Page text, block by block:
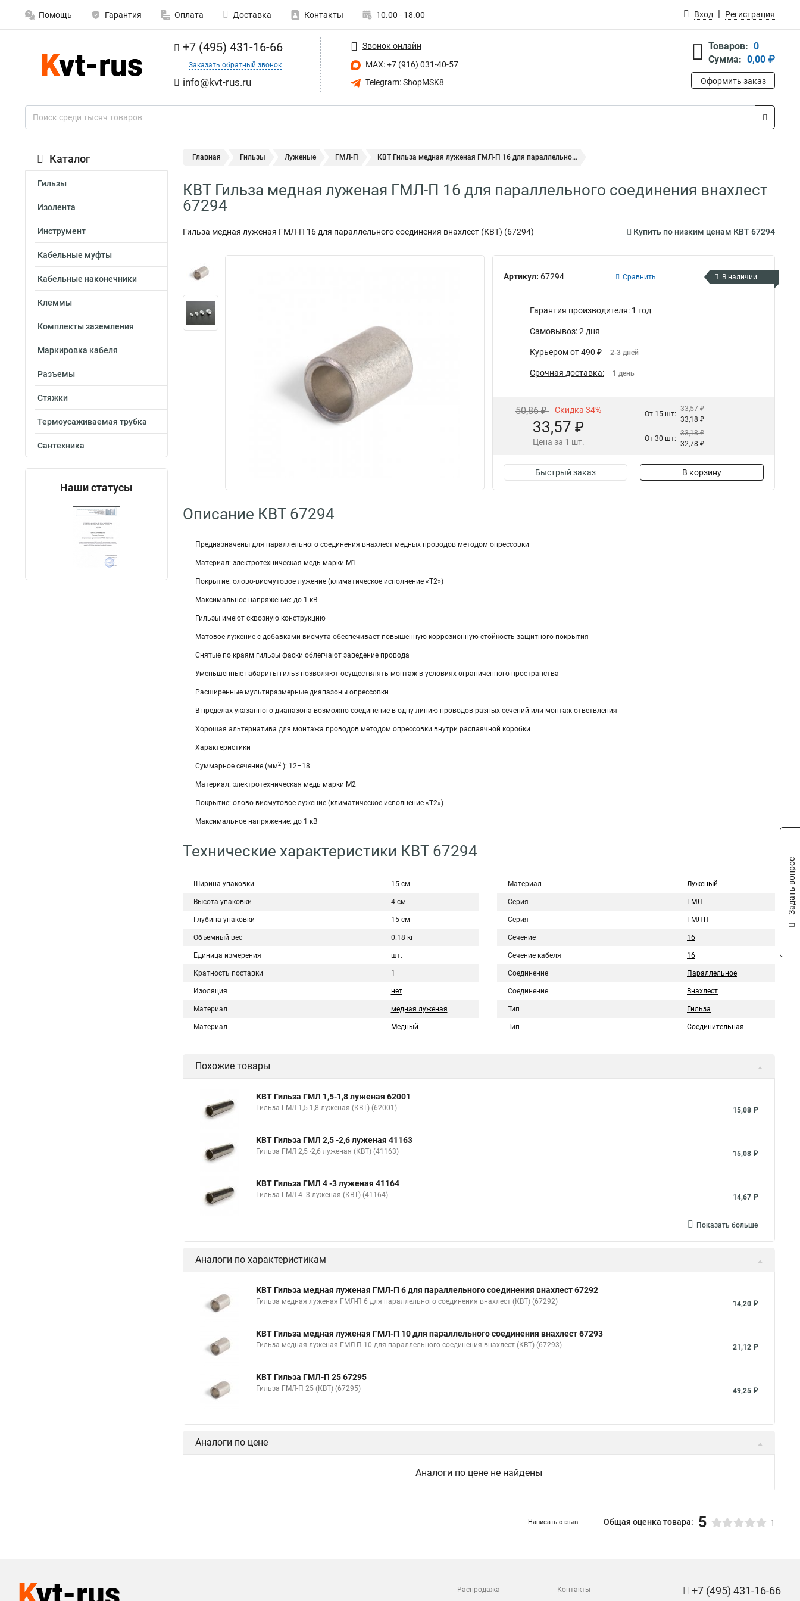
Помощь Гарантия Оплата Доставка Контакты 10.00 - 18.00 Вход Регистрация
+7 (495) 431-16-66
Заказать обратный звонок
info@kvt-rus.ru
Звонок онлайн
MAX: +7 (916) 031-40-57
Telegram: ShopMSK8
Товаров: 0
Сумма: 0,00 ₽
Оформить заказ
Каталог
Гильзы
Изолента
Инструмент
Кабельные муфты
Кабельные наконечники
Клеммы
Комплекты заземления
Маркировка кабеля
Разъемы
Стяжки
Термоусаживаемая трубка
Сантехника
Наши статусы
Главная Гильзы Луженые ГМЛ-П КВТ Гильза медная луженая ГМЛ-П 16 для параллельно...
КВТ Гильза медная луженая ГМЛ-П 16 для параллельного соединения внахлест
67294
Гильза медная луженая ГМЛ-П 16 для параллельного соединения внахлест (КВТ) (67294) Купить по низким ценам КВТ 67294
Артикул: 67294 Сравнить В наличии
Гарантия производителя: 1 год
Самовывоз: 2 дня
Курьером от 490 ₽ 2-3 дней
Срочная доставка: 1 день
50,86 ₽ Скидка 34%
33,57 ₽
Цена за 1 шт.
От 15 шт:
33,57 ₽
33,18 ₽
От 30 шт:
33,18 ₽
32,78 ₽
Быстрый заказ В корзину
Описание КВТ 67294
Предназначены для параллельного соединения внахлест медных проводов методом опрессовки
Материал: электротехническая медь марки М1
Покрытие: олово-висмутовое лужение (климатическое исполнение «Т2»)
Максимальное напряжение: до 1 кВ
Гильзы имеют сквозную конструкцию
Матовое лужение с добавками висмута обеспечивает повышенную коррозионную стойкость защитного покрытия
Снятые по краям гильзы фаски облегчают заведение провода
Уменьшенные габариты гильз позволяют осуществлять монтаж в условиях ограниченного пространства
Расширенные мультиразмерные диапазоны опрессовки
В пределах указанного диапазона возможно соединение в одну линию проводов разных сечений или монтаж ответвления
Хорошая альтернатива для монтажа проводов методом опрессовки внутри распаячной коробки
Характеристики
Суммарное сечение (мм2 ): 12–18
Материал: электротехническая медь марки М2
Покрытие: олово-висмутовое лужение (климатическое исполнение «Т2»)
Максимальное напряжение: до 1 кВ
Технические характеристики КВТ 67294
Ширина упаковки 15 см
Высота упаковки 4 см
Глубина упаковки 15 см
Объемный вес 0.18 кг
Единица измерения шт.
Кратность поставки 1
Изоляция нет
Материал медная луженая
Материал Медный
Материал Луженый
Серия ГМЛ
Серия ГМЛ-П
Сечение 16
Сечение кабеля 16
Соединение Параллельное
Соединение Внахлест
Тип Гильза
Тип Соединительная
Похожие товары
КВТ Гильза ГМЛ 1,5-1,8 луженая 62001
Гильза ГМЛ 1,5-1,8 луженая (КВТ) (62001) 15,08 ₽
КВТ Гильза ГМЛ 2,5 -2,6 луженая 41163
Гильза ГМЛ 2,5 -2,6 луженая (КВТ) (41163) 15,08 ₽
КВТ Гильза ГМЛ 4 -3 луженая 41164
Гильза ГМЛ 4 -3 луженая (КВТ) (41164) 14,67 ₽
Показать больше
Аналоги по характеристикам
КВТ Гильза медная луженая ГМЛ-П 6 для параллельного соединения внахлест 67292
Гильза медная луженая ГМЛ-П 6 для параллельного соединения внахлест (КВТ) (67292) 14,20 ₽
КВТ Гильза медная луженая ГМЛ-П 10 для параллельного соединения внахлест 67293
Гильза медная луженая ГМЛ-П 10 для параллельного соединения внахлест (КВТ) (67293) 21,12 ₽
КВТ Гильза ГМЛ-П 25 67295
Гильза ГМЛ-П 25 (КВТ) (67295) 49,25 ₽
Аналоги по цене
Аналоги по цене не найдены
Написать отзыв Общая оценка товара: 5 1
Распродажа
Контакты +7 (495) 431-16-66
Задать вопрос